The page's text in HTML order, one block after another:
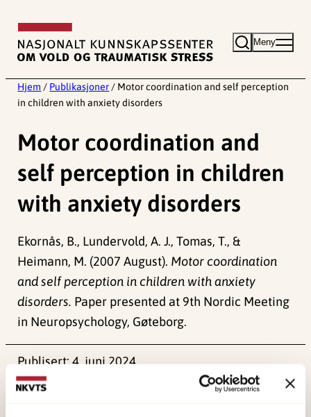
innhold
Meny
Hjem / Publikasjoner / Motor coordination and self perception
in children with anxiety disorders
Motor coordination and
self perception in children
with anxiety disorders
Ekornås, B., Lundervold, A. J., Tomas, T., &
Heimann, M. (2007 August). Motor coordination
and self perception in children with anxiety
disorders. Paper presented at 9th Nordic Meeting
in Neuropsychology, Gøteborg.
Publisert:4. juni 2024
Sist redigert: